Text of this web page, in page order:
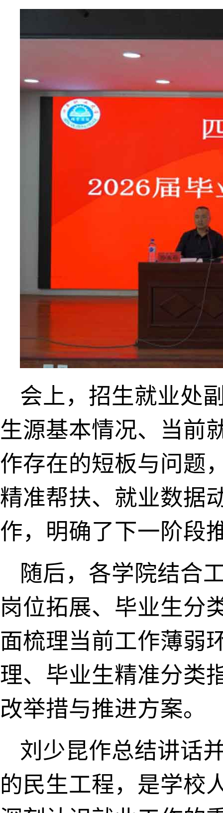
会上，招生就业处
生源基本情况、当前
作存在的短板与问题
精准帮扶、就业数据
作，明确了下一阶段
随后，各学院结合
岗位拓展、毕业生分
面梳理当前工作薄弱
理、毕业生精准分类
改举措与推进方案。
刘少昆作总结讲话
的民生工程，是学校